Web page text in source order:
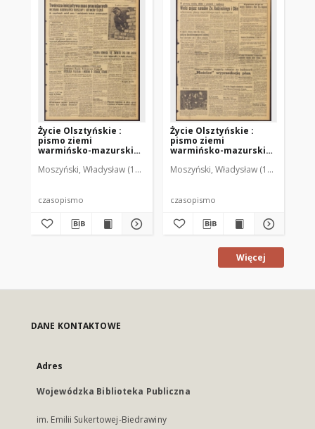
Życie Olsztyńskie :
pismo ziemi
warmińsko-mazurskiej,
Moszyński, Władysław (1922-2001). Red. Mroczkowski, Włodzimierz
czasopismo
Życie Olsztyńskie :
pismo ziemi
warmińsko-mazurskiej,
Moszyński, Władysław (1922-2001).
czasopismo
Więcej
DANE KONTAKTOWE
Adres
Wojewódzka Biblioteka Publiczna
im. Emilii Sukertowej-Biedrawiny